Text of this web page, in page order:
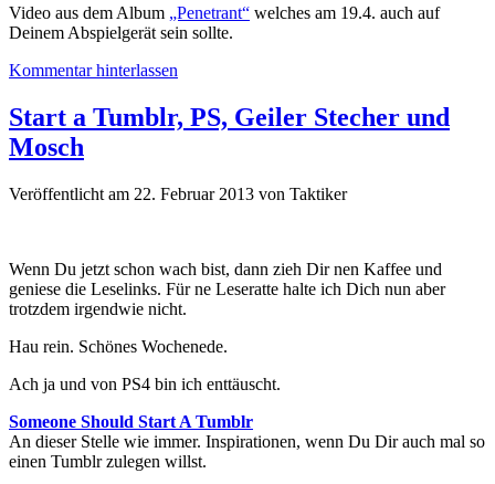
Video aus dem Album „Penetrant“ welches am 19.4. auch auf
Deinem Abspielgerät sein sollte.
Kommentar hinterlassen
Start a Tumblr, PS, Geiler Stecher und
Mosch
Veröffentlicht am 22. Februar 2013 von Taktiker
Wenn Du jetzt schon wach bist, dann zieh Dir nen Kaffee und
geniese die Leselinks. Für ne Leseratte halte ich Dich nun aber
trotzdem irgendwie nicht.
Hau rein. Schönes Wochenede.
Ach ja und von PS4 bin ich enttäuscht.
Someone Should Start A Tumblr
An dieser Stelle wie immer. Inspirationen, wenn Du Dir auch mal so
einen Tumblr zulegen willst.